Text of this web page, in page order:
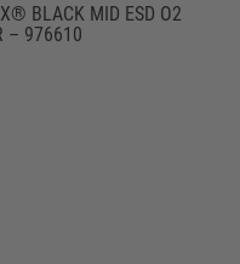
BLACK MID ESD O2
– 976610